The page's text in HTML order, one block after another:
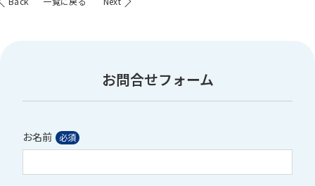
お問合せフォーム
お名前